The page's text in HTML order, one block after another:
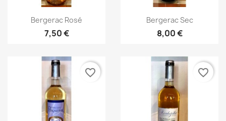
Aperçu rapide
Bergerac Rosé
7,50 €
Aperçu rapide
Bergerac Sec
8,00 €
favorite_border favorite_border